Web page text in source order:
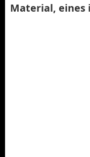
Material, eines